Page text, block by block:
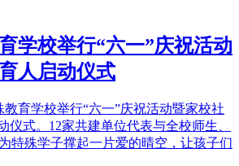
学校举行“六一”庆祝活动
人启动仪式
教育学校举行“六一”庆祝活动暨家校社
仪式。12家共建单位代表与全校师生、
特殊学子撑起一片爱的晴空，让孩子们